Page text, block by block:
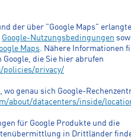
der über "Google Maps"
Google-Nutzungsbedingungen
Maps. Nähere Informationen
die Sie hier abrufen
policies/privacy/
genau sich Google-
about/datacenters/inside/
für Google Produkte und die
in Drittländer